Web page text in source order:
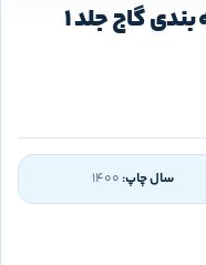
دین و زندگی جامع میکرو طبقه بندی گاج جلد 1
سال چاپ: